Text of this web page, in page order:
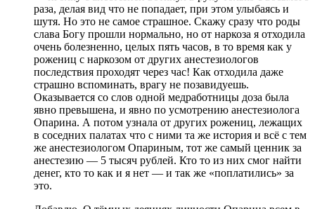
раза, делая вид что не попадает, при этом улыбаясь и
шутя. Но это не самое страшное. Скажу сразу что роды
слава Богу прошли нормально, но от наркоза я отходила
очень болезненно, целых пять часов, в то время как у
рожениц с наркозом от других анестезиологов
последствия проходят через час! Как отходила даже
страшно вспоминать, врагу не позавидуешь.
Оказывается со слов одной медработницы доза была
явно превышена, и явно по усмотрению анестезиолога
Опарина. А потом узнала от других рожениц, лежащих
в соседних палатах что с ними та же история и всё с тем
же анестезиологом Опариным, тот же самый ценник за
анестезию — 5 тысяч рублей. Кто то из них смог найти
денег, кто то как и я нет — и так же «поплатились» за
это.